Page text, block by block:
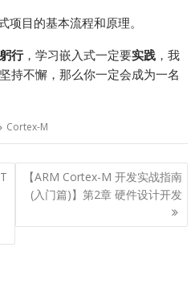
项目的基本流程和原理。
行，学习嵌入式一定要实践 ，我
持不懈，那么你一定会成为一名
Cortex-M
【ARM Cortex-M 开发实战指南
(入门篇)】第2章 硬件设计开发